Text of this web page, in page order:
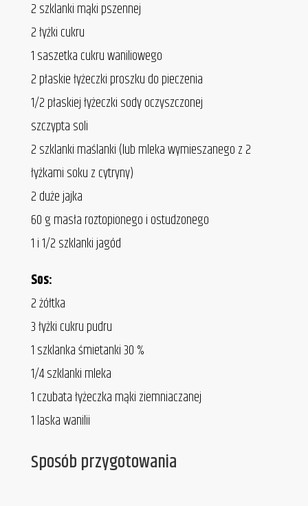
2 szklanki mąki pszennej
2 łyżki cukru
1 saszetka cukru waniliowego
2 płaskie łyżeczki proszku do pieczenia
1/2 płaskiej łyżeczki sody oczyszczonej
szczypta soli
2 szklanki maślanki (lub mleka wymieszanego z 2
łyżkami soku z cytryny)
2 duże jajka
60 g masła roztopionego i ostudzonego
1 i 1/2 szklanki jagód
Sos:
2 żółtka
3 łyżki cukru pudru
1 szklanka śmietanki 30 %
1/4 szklanki mleka
1 czubata łyżeczka mąki ziemniaczanej
1 laska wanilii
Sposób przygotowania